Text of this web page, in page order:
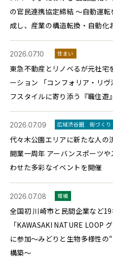
の官民連携協定締結 ～自動運
成し、産業の構造転換・自動化
2026.07.10 住まい
東急不動産とリノベるが元社宅
ーション 「コンフォリア・リ
フスタイルに寄り添う『職住
2026.07.09 広域渋谷圏 街づくり
代々木公園エリアに新たな人の
開業一周年 アーバンスポーツ
わせた多彩なイベントを開催
2026.07.08 環境
全国初 川崎市と民間企業など
「KAWASAKI NATURE LOOP
に参加〜みどりと生物多様性の
構築〜